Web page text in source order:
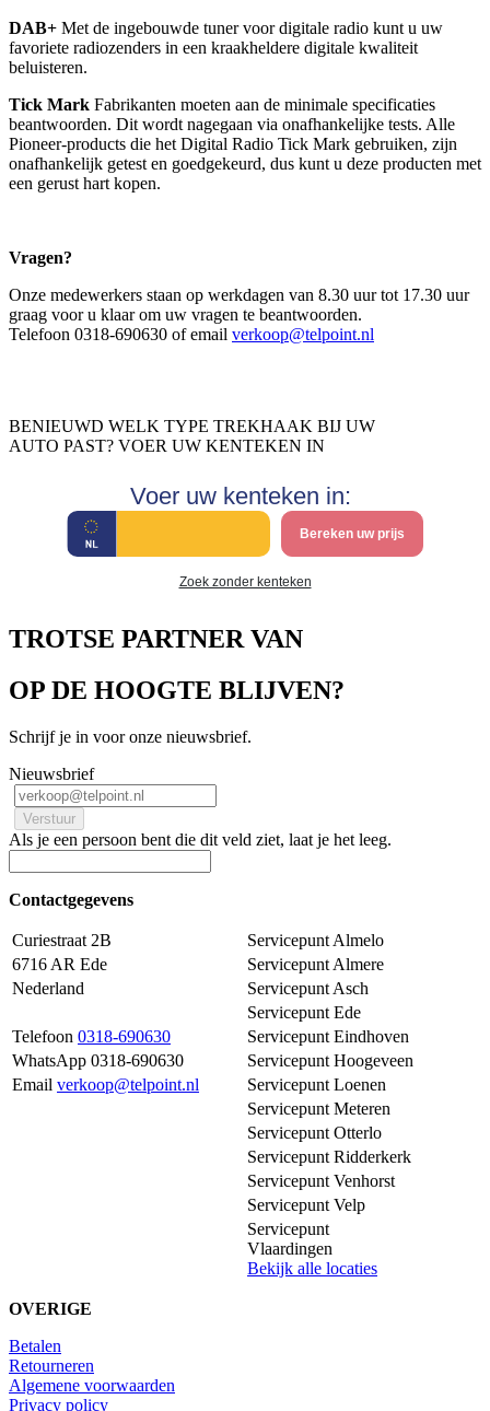
DAB+ Met de ingebouwde tuner voor digitale radio kunt u uw
favoriete radiozenders in een kraakheldere digitale kwaliteit
beluisteren.
Tick Mark Fabrikanten moeten aan de minimale specificaties
beantwoorden. Dit wordt nagegaan via onafhankelijke tests. Alle
Pioneer-products die het Digital Radio Tick Mark gebruiken, zijn
onafhankelijk getest en goedgekeurd, dus kunt u deze producten met
een gerust hart kopen.
Vragen?
Onze medewerkers staan op werkdagen van 8.30 uur tot 17.30 uur
graag voor u klaar om uw vragen te beantwoorden.
Telefoon 0318-690630 of email verkoop@telpoint.nl
BENIEUWD WELK TYPE TREKHAAK BIJ UW
AUTO PAST? VOER UW KENTEKEN IN
Voer uw kenteken in:
Bereken uw prijs
Zoek zonder kenteken
TROTSE PARTNER VAN
OP DE HOOGTE BLIJVEN?
Schrijf je in voor onze nieuwsbrief.
Nieuwsbrief
Als je een persoon bent die dit veld ziet, laat je het leeg.
Contactgegevens
Curiestraat 2B
Servicepunt Almelo
6716 AR Ede
Servicepunt Almere
Nederland
Servicepunt Asch
Servicepunt Ede
Telefoon 0318-690630
Servicepunt Eindhoven
WhatsApp 0318-690630
Servicepunt Hoogeveen
Email verkoop@telpoint.nl
Servicepunt Loenen
Servicepunt Meteren
Servicepunt Otterlo
Servicepunt Ridderkerk
Servicepunt Venhorst
Servicepunt Velp
Servicepunt
Vlaardingen
Bekijk alle locaties
OVERIGE
Betalen
Retourneren
Algemene voorwaarden
Privacy policy